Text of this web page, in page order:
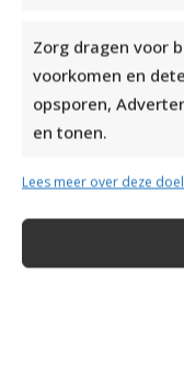
Zorg dragen voor
voorkomen en
opsporen,
en tonen.
Lees meer over deze